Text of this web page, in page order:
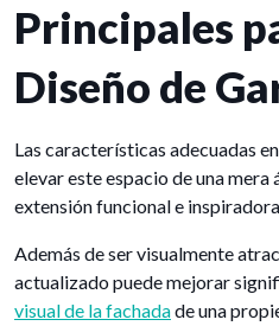
Principales
Diseño de
Las características adecuadas
elevar este espacio de una mera
extensión funcional e
Además de ser visualmente
actualizado puede mejorar
visual de la fachadade una